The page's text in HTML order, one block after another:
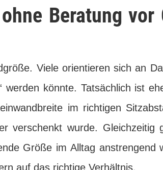
Beratung
Viele orientieren sich an
werden könnte. Tatsächlich ist
im richtigen
verschenkt wurde.
Größe im Alltag
auf das richtige Verhältnis.